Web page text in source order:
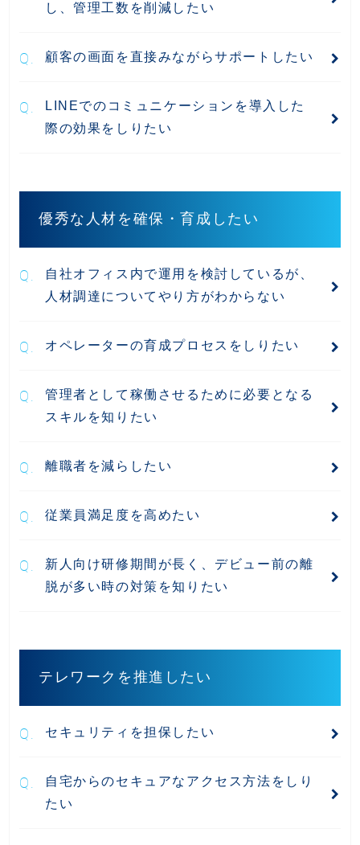
し、管理工数を削減したい
顧客の画面を直接みながらサポートしたい
LINEでのコミュニケーションを導入した
際の効果をしりたい
優秀な人材を確保・育成したい
自社オフィス内で運用を検討しているが、
人材調達についてやり方がわからない
オペレーターの育成プロセスをしりたい
管理者として稼働させるために必要となる
スキルを知りたい
離職者を減らしたい
従業員満足度を高めたい
新人向け研修期間が長く、デビュー前の離
脱が多い時の対策を知りたい
テレワークを推進したい
セキュリティを担保したい
自宅からのセキュアなアクセス方法をしり
たい